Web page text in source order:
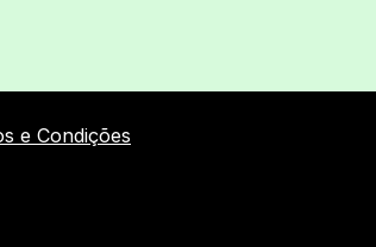
e Condições